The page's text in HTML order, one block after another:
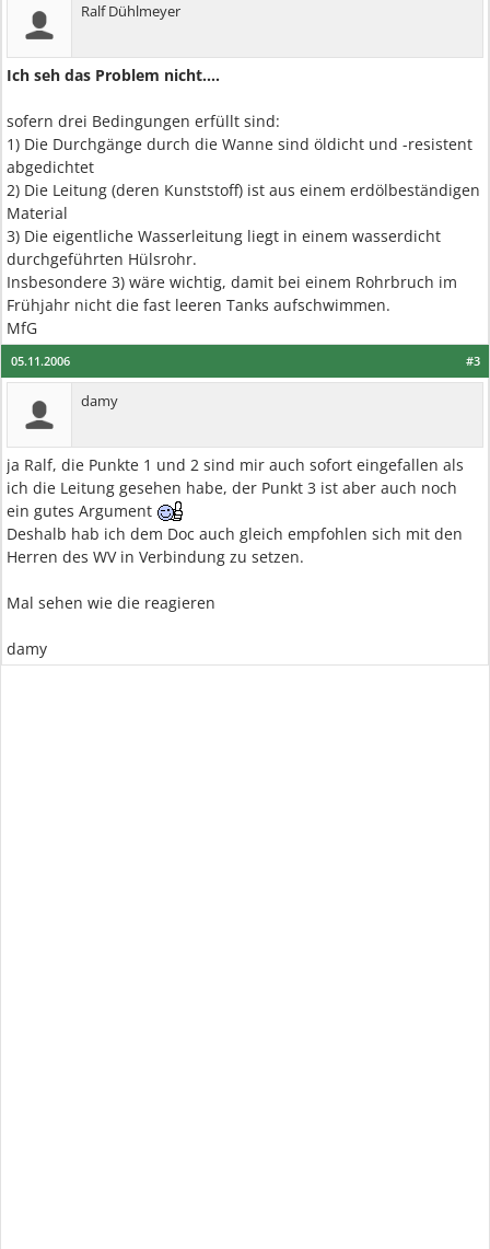
Ralf Dühlmeyer
Ich seh das Problem nicht....
sofern drei Bedingungen erfüllt sind:
1) Die Durchgänge durch die Wanne sind öldicht und -resistent
abgedichtet
2) Die Leitung (deren Kunststoff) ist aus einem erdölbeständigen
Material
3) Die eigentliche Wasserleitung liegt in einem wasserdicht
durchgeführten Hülsrohr.
Insbesondere 3) wäre wichtig, damit bei einem Rohrbruch im
Frühjahr nicht die fast leeren Tanks aufschwimmen.
MfG
#3
05.11.2006
damy
ja Ralf, die Punkte 1 und 2 sind mir auch sofort eingefallen als
ich die Leitung gesehen habe, der Punkt 3 ist aber auch noch
ein gutes Argument
Deshalb hab ich dem Doc auch gleich empfohlen sich mit den
Herren des WV in Verbindung zu setzen.
Mal sehen wie die reagieren
damy